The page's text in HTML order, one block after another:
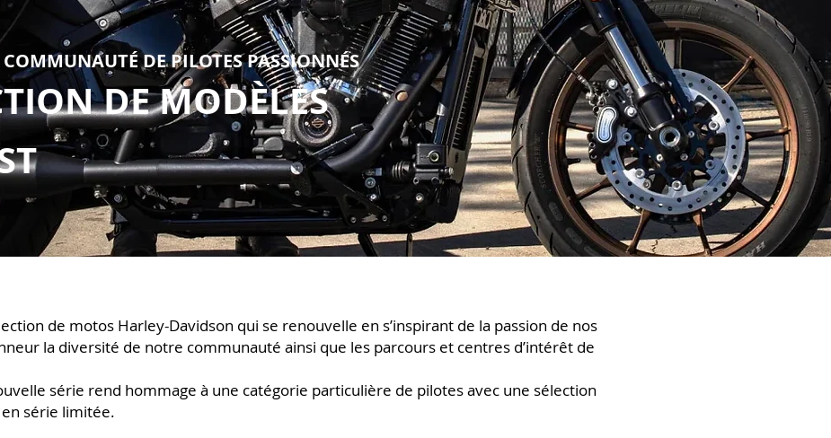
COMMUNAUTÉ DE PILOTES PASSIONNÉS
N DE MODÈLES
de motos Harley-Davidson qui se renouvelle en s’inspirant de la passion de nos
la diversité de notre communauté ainsi que les parcours et centres d’intérêt de
série rend hommage à une catégorie particulière de pilotes avec une sélection
série limitée.